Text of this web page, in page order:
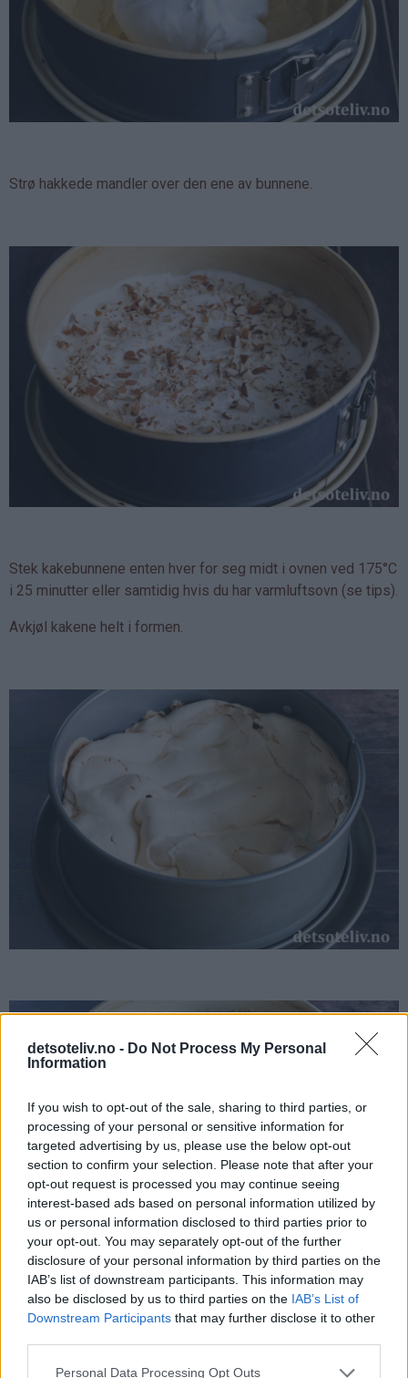
detsoteliv.no - Do Not Process My Personal
Information
If you wish to opt-out of the sale, sharing to third parties, or
processing of your personal or sensitive information for
targeted advertising by us, please use the below opt-out
section to confirm your selection. Please note that after your
opt-out request is processed you may continue seeing
interest-based ads based on personal information utilized by
us or personal information disclosed to third parties prior to
your opt-out. You may separately opt-out of the further
disclosure of your personal information by third parties on the
IAB’s list of downstream participants. This information may
also be disclosed by us to third parties on the IAB’s List of
Downstream Participants that may further disclose it to other
Personal Data Processing Opt Outs
Strø hakkede mandler over den ene av bunnene.
Stek kakebunnene enten hver for seg midt i ovnen ved 175°C
i 25 minutter eller samtidig hvis du har varmluftsovn (se tips).
Avkjøl kakene helt i formen.
Løsne kakebunnene fra formen med en skarp kniv. Ta kakene
forsiktig ut av formene og fjern bakepapiret.